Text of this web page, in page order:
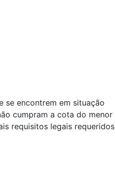
se encontrem em situação
cumpram a cota do menor
requisitos legais requeridos